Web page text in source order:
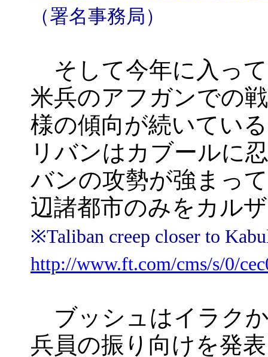
（署名事務局）
そして今年に入っ
米兵のアフガンでの
様の傾向が続いてい
リバンはカブールに
バンの攻勢が強まっ
辺諸都市のみをカル
※Taliban creep closer to
http://www.ft.com/cms/s/0/
ブッシュはイラクか
兵員の振り向けを発